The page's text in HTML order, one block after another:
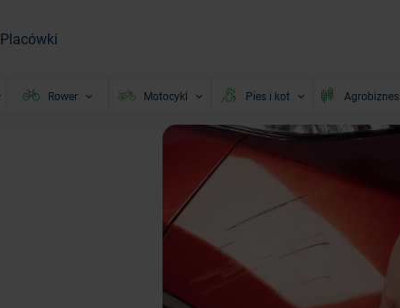
Placówki
Rower Motocykl Pies i kot Agrobiznes